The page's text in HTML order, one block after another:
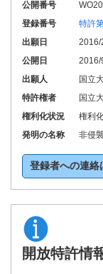
公開番号
登録番号
特許
出願日
2016/
公開日
2016/
出願人
国立
特許権者
国立
権利化状況
権利
発明の名称
非侵
登録者への連絡
開放特許情